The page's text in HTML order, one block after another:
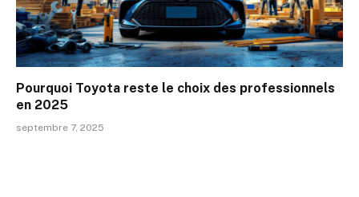
Pourquoi Toyota reste le choix des professionnels
en 2025
septembre 7, 2025